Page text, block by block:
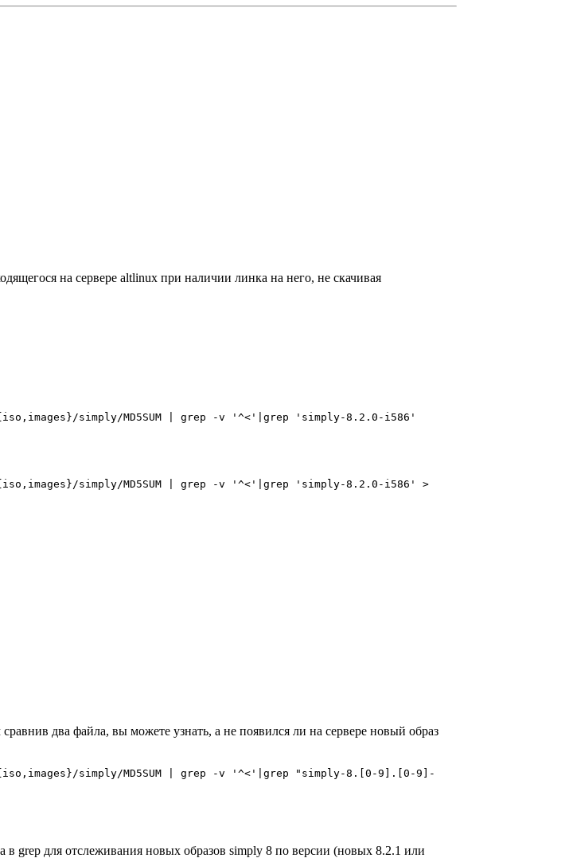
на сервере altlinux при наличии линка на него, не скачивая
simply/MD5SUM | grep -v '^<'|grep 'simply-8.2.0-i586'
simply/MD5SUM | grep -v '^<'|grep 'simply-8.2.0-i586' >
два файла, вы можете узнать, а не появился ли на сервере новый образ
simply/MD5SUM | grep -v '^<'|grep "simply-8.[0-9].[0-9]-
в grep для отслеживания новых образов simply 8 по версии (новых 8.2.1 или